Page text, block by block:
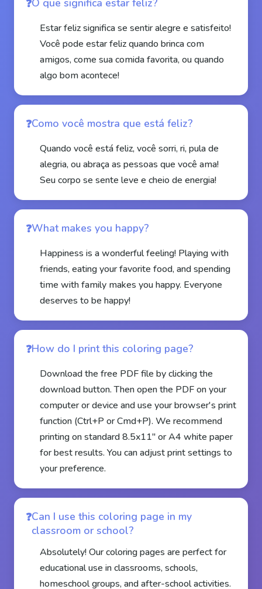
Estar feliz significa se sentir alegre e satisfeito!
Você pode estar feliz quando brinca com
amigos, come sua comida favorita, ou quando
algo bom acontece!
Como você mostra que está feliz?
Quando você está feliz, você sorri, ri, pula de
alegria, ou abraça as pessoas que você ama!
Seu corpo se sente leve e cheio de energia!
What makes you happy?
Happiness is a wonderful feeling! Playing with
friends, eating your favorite food, and spending
time with family makes you happy. Everyone
deserves to be happy!
How do I print this coloring page?
Download the free PDF file by clicking the
download button. Then open the PDF on your
computer or device and use your browser's print
function (Ctrl+P or Cmd+P). We recommend
printing on standard 8.5x11" or A4 white paper
for best results. You can adjust print settings to
your preference.
Can I use this coloring page in my
classroom or school?
Absolutely! Our coloring pages are perfect for
educational use in classrooms, schools,
homeschool groups, and after-school activities.